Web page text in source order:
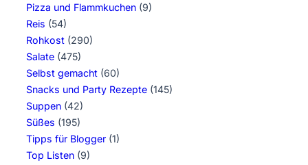
Pizza und Flammkuchen (9)
Reis (54)
Rohkost (290)
Salate (475)
Selbst gemacht (60)
Snacks und Party Rezepte (145)
Suppen (42)
Süßes (195)
Tipps für Blogger (1)
Top Listen (9)